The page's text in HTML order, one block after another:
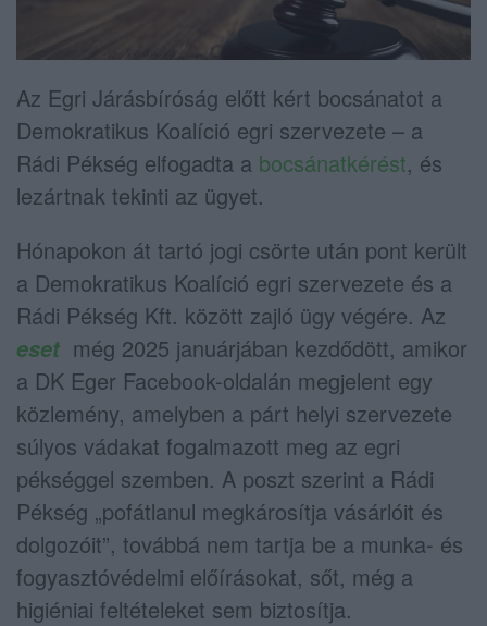
Az Egri Járásbíróság előtt kért bocsánatot a
Demokratikus Koalíció egri szervezete – a
Rádi Pékség elfogadta a bocsánatkérést, és
lezártnak tekinti az ügyet.
Hónapokon át tartó jogi csörte után pont került
a Demokratikus Koalíció egri szervezete és a
Rádi Pékség Kft. között zajló ügy végére. Az
eset még 2025 januárjában kezdődött, amikor
a DK Eger Facebook-oldalán megjelent egy
közlemény, amelyben a párt helyi szervezete
súlyos vádakat fogalmazott meg az egri
pékséggel szemben. A poszt szerint a Rádi
Pékség „pofátlanul megkárosítja vásárlóit és
dolgozóit”, továbbá nem tartja be a munka- és
fogyasztóvédelmi előírásokat, sőt, még a
higiéniai feltételeket sem biztosítja.